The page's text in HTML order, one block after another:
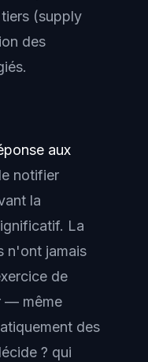
(supply
des
aux
notifier
la
La
n'ont jamais
de
— même
des
? qui